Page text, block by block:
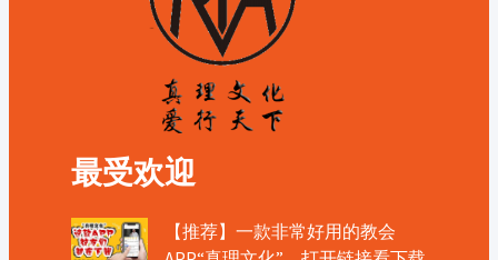
最受欢迎
【推荐】一款非常好用的教会